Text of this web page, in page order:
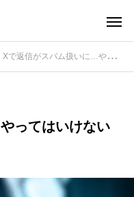
Xで返信がスパム扱いに…やってはいけない拡散テクニック
ってはいけない